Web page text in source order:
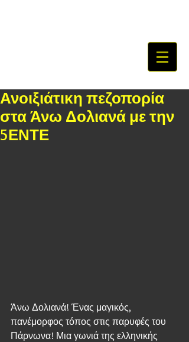
Ανοιξιάτικη πεζοπορία
στα Άνω Δολιανά με την
5ΕΝΤΕ
Άνω Δολιανά! Ένας μαγικός,
πανέμορφος τόπος στις παρυφές του
Πάρνωνα! Μια γωνιά της ελληνικής